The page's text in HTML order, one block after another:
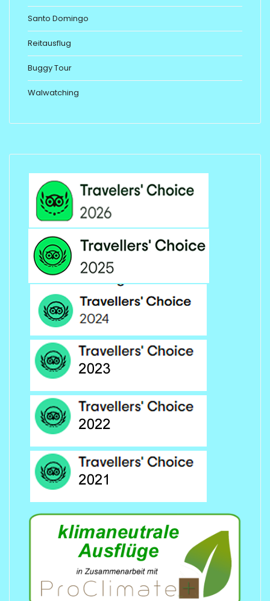
Santo Domingo
Reitausflug
Buggy Tour
Walwatching